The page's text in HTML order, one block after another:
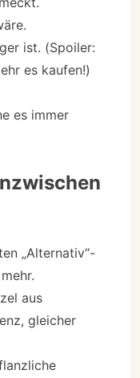
ist. (Spoiler:
es kaufen!)
es immer
„Alternativ“-
aus
gleicher